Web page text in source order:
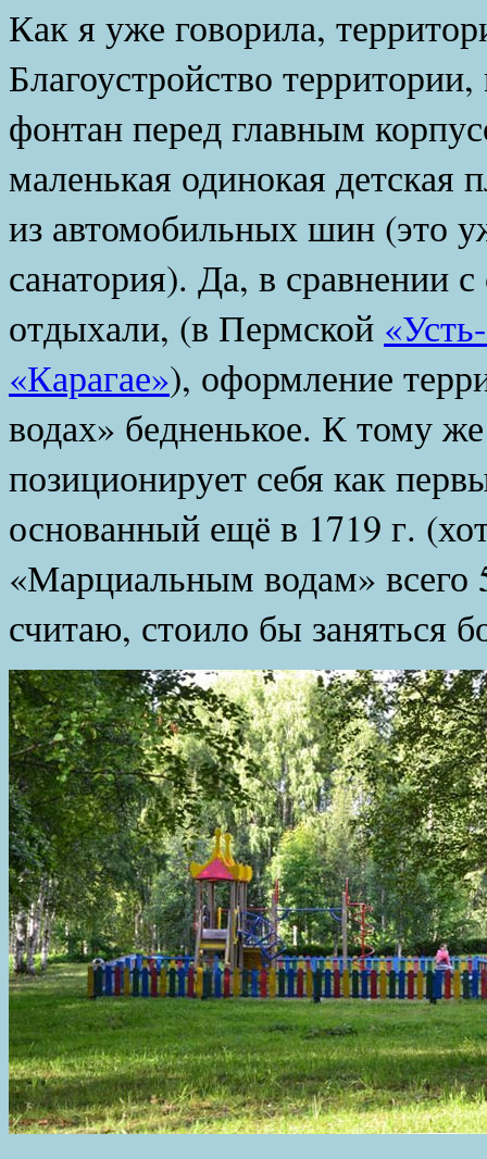
Как я уже говорила,
Благоустройство
фонтан перед главным
маленькая одинокая детская
из автомобильных шин (это
санатория). Да, в сравнении
отдыхали, (в Пермской
«Карагае»), оформление
водах» бедненькое. К тому
позиционирует себя как
основанный ещё в 1719 г.
«Марциальным водам» всего
считаю, стоило бы заняться